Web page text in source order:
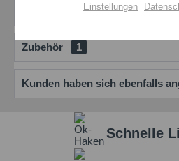
Bewertungen lesen, schreiben
Zubehör 1
Kunden haben sich ebenfalls
Schnelle
Einstellungen